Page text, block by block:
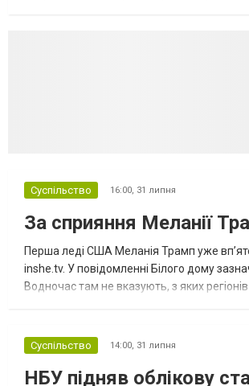
Суспільство 16:00, 31 липня
За сприяння Меланії
Перша леді США Меланія Трамп уже
inshe.tv. У повідомленні Білого дому
Водночас там не вказують, з яких
Суспільство 14:00, 31 липня
НБУ підняв облікову